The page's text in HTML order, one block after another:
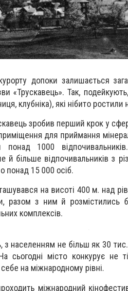
допоки залишається
«Трускавець». Так,
клубніка), які нібито ростили
зробив перший крок у
для приймання
понад 1000
більше відпочивальників з
понад 15 000 осіб.
на висоті 400 м. над
разом з ним й розмістились
комплексів.
з населенням не більш як 30
сьогодні місто конкурує не
на міжнародному рівні.
міжнародний